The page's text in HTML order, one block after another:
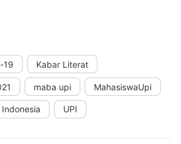
19 Kabar Literat
maba upi MahasiswaUpi
UPI